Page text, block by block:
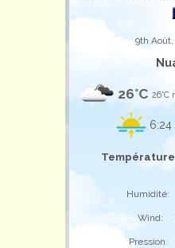
9th
26°C 26°C
6:24
Température
Humidité:
Wind:
Pression: